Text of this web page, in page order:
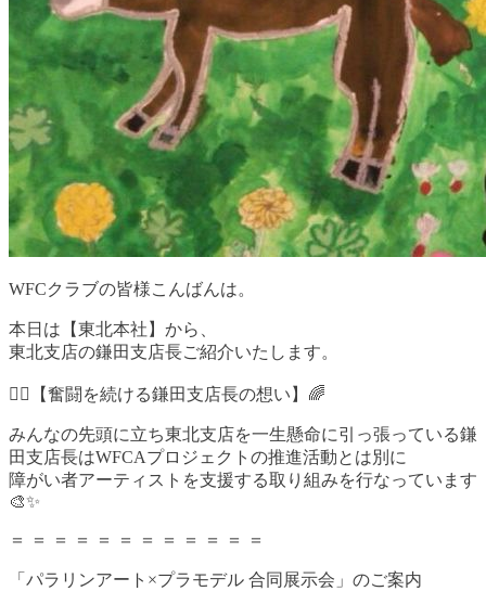
WFCクラブの皆様こんばんは。
本日は【東北本社】から、
東北支店の鎌田支店長ご紹介いたします。
🏃‍♂️【奮闘を続ける鎌田支店長の想い】🌈
みんなの先頭に立ち東北支店を一生懸命に引っ張っている鎌
田支店長はWFCAプロジェクトの推進活動とは別に
障がい者アーティストを支援する取り組みを行なっています
🎨✨
＝ ＝ ＝ ＝ ＝ ＝ ＝ ＝ ＝ ＝ ＝ ＝
「パラリンアート×プラモデル 合同展示会」のご案内